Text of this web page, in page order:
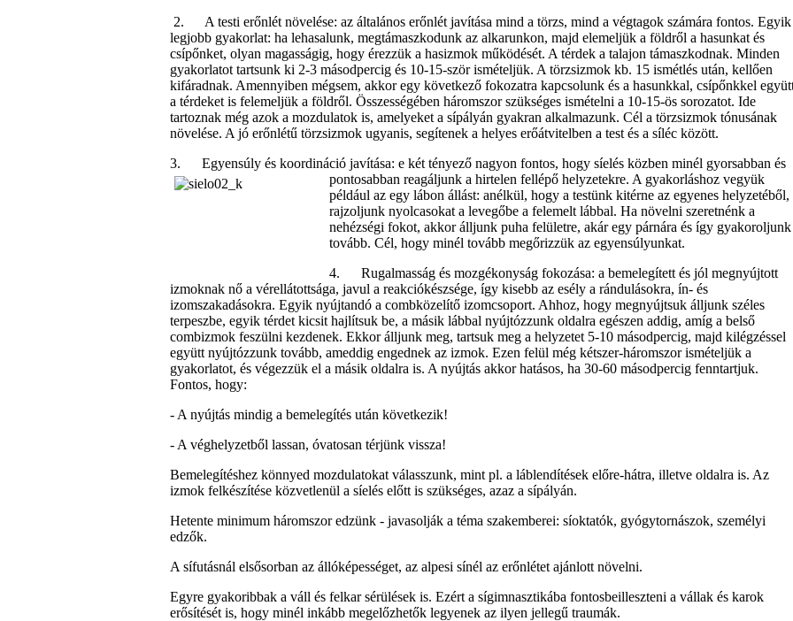
2. A testi erőnlét növelése: az általános erőnlét javítása mind a törzs, mind a végtagok számára fontos. Egyik
legjobb gyakorlat: ha lehasalunk, megtámaszkodunk az alkarunkon, majd elemeljük a földről a hasunkat és
csípőnket, olyan magasságig, hogy érezzük a hasizmok működését. A térdek a talajon támaszkodnak. Minden
gyakorlatot tartsunk ki 2-3 másodpercig és 10-15-ször ismételjük. A törzsizmok kb. 15 ismétlés után, kellően
kifáradnak. Amennyiben mégsem, akkor egy következő fokozatra kapcsolunk és a hasunkkal, csípőnkkel
a térdeket is felemeljük a földről. Összességében háromszor szükséges ismételni a 10-15-ös sorozatot. Ide
tartoznak még azok a mozdulatok is, amelyeket a sípályán gyakran alkalmazunk. Cél a törzsizmok tónusának
növelése. A jó erőnlétű törzsizmok ugyanis, segítenek a helyes erőátvitelben a test és a síléc között.
3. Egyensúly és koordináció javítása: e két tényező nagyon fontos, hogy síelés közben minél gyorsabban és
pontosabban reagáljunk a hirtelen fellépő helyzetekre. A gyakorláshoz vegyük
például az egy lábon állást: anélkül, hogy a testünk kitérne az egyenes helyzetéből,
rajzoljunk nyolcasokat a levegőbe a felemelt lábbal. Ha növelni szeretnénk a
nehézségi fokot, akkor álljunk puha felületre, akár egy párnára és így gyakoroljunk
tovább. Cél, hogy minél tovább megőrizzük az egyensúlyunkat.
4. Rugalmasság és mozgékonyság fokozása: a bemelegített és jól megnyújtott
izmoknak nő a vérellátottsága, javul a reakciókészsége, így kisebb az esély a rándulásokra, ín- és
izomszakadásokra. Egyik nyújtandó a combközelítő izomcsoport. Ahhoz, hogy megnyújtsuk álljunk széles
terpeszbe, egyik térdet kicsit hajlítsuk be, a másik lábbal nyújtózzunk oldalra egészen addig, amíg a belső
combizmok feszülni kezdenek. Ekkor álljunk meg, tartsuk meg a helyzetet 5-10 másodpercig, majd kilégzéssel
együtt nyújtózzunk tovább, ameddig engednek az izmok. Ezen felül még kétszer-háromszor ismételjük a
gyakorlatot, és végezzük el a másik oldalra is. A nyújtás akkor hatásos, ha 30-60 másodpercig fenntartjuk.
Fontos, hogy:
- A nyújtás mindig a bemelegítés után következik!
- A véghelyzetből lassan, óvatosan térjünk vissza!
Bemelegítéshez könnyed mozdulatokat válasszunk, mint pl. a láblendítések előre-hátra, illetve oldalra is. Az
izmok felkészítése közvetlenül a síelés előtt is szükséges, azaz a sípályán.
Hetente minimum háromszor edzünk - javasolják a téma szakemberei: síoktatók, gyógytornászok, személyi
edzők.
A sífutásnál elsősorban az állóképességet, az alpesi sínél az erőnlétet ajánlott növelni.
Egyre gyakoribbak a váll és felkar sérülések is. Ezért a sígimnasztikába fontosbeilleszteni a vállak és karok
erősítését is, hogy minél inkább megelőzhetők legyenek az ilyen jellegű traumák.